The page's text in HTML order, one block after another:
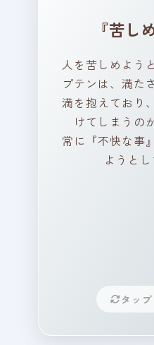
『苦し
人を苦しめよう
プテンは、満た
満を抱えており
けてしまうの
常に『不快な事
ようとし
タッ
るでしょう
と
深呼吸をし
の中にある
に探